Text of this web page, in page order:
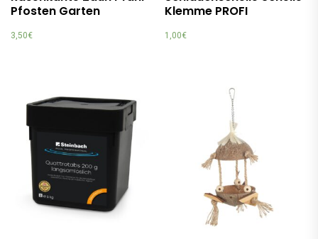
Pfosten Garten
3,50€
Klemme PROFI
1,00€